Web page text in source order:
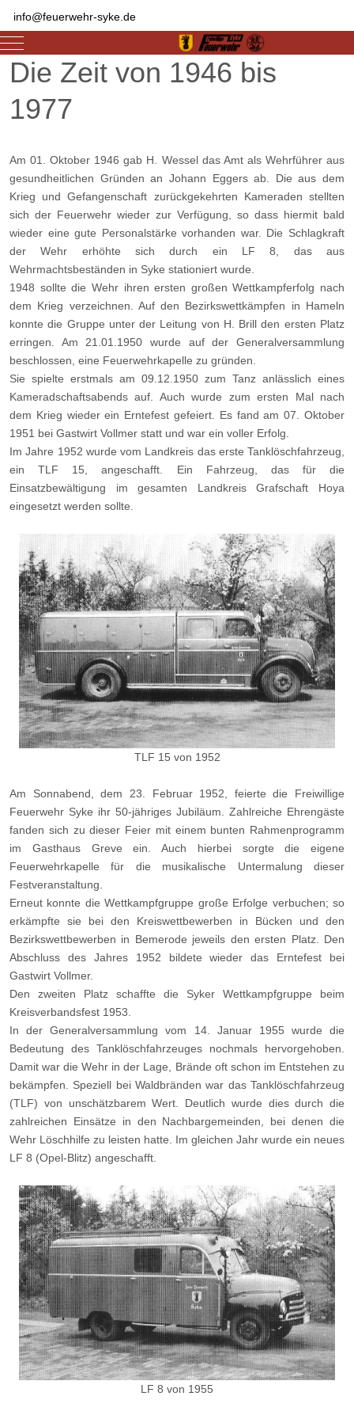
info@feuerwehr-syke.de
Mobile Menu Toggle
Die Zeit von 1946 bis
1977
Am 01. Oktober 1946 gab H. Wessel das Amt als Wehrführer aus
gesundheitlichen Gründen an Johann Eggers ab. Die aus dem
Krieg und Gefangenschaft zurückgekehrten Kameraden stellten
sich der Feuerwehr wieder zur Verfügung, so dass hiermit bald
wieder eine gute Personalstärke vorhanden war. Die Schlagkraft
der Wehr erhöhte sich durch ein LF 8, das aus
Wehrmachtsbeständen in Syke stationiert wurde.
1948 sollte die Wehr ihren ersten großen Wettkampferfolg nach
dem Krieg verzeichnen. Auf den Bezirkswettkämpfen in Hameln
konnte die Gruppe unter der Leitung von H. Brill den ersten Platz
erringen. Am 21.01.1950 wurde auf der Generalversammlung
beschlossen, eine Feuerwehrkapelle zu gründen.
Sie spielte erstmals am 09.12.1950 zum Tanz anlässlich eines
Kameradschaftsabends auf. Auch wurde zum ersten Mal nach
dem Krieg wieder ein Erntefest gefeiert. Es fand am 07. Oktober
1951 bei Gastwirt Vollmer statt und war ein voller Erfolg.
Im Jahre 1952 wurde vom Landkreis das erste Tanklöschfahrzeug,
ein TLF 15, angeschafft. Ein Fahrzeug, das für die
Einsatzbewältigung im gesamten Landkreis Grafschaft Hoya
eingesetzt werden sollte.
TLF 15 von 1952
Am Sonnabend, dem 23. Februar 1952, feierte die Freiwillige
Feuerwehr Syke ihr 50-jähriges Jubiläum. Zahlreiche Ehrengäste
fanden sich zu dieser Feier mit einem bunten Rahmenprogramm
im Gasthaus Greve ein. Auch hierbei sorgte die eigene
Feuerwehrkapelle für die musikalische Untermalung dieser
Festveranstaltung.
Erneut konnte die Wettkampfgruppe große Erfolge verbuchen; so
erkämpfte sie bei den Kreiswettbewerben in Bücken und den
Bezirkswettbewerben in Bemerode jeweils den ersten Platz. Den
Abschluss des Jahres 1952 bildete wieder das Erntefest bei
Gastwirt Vollmer.
Den zweiten Platz schaffte die Syker Wettkampfgruppe beim
Kreisverbandsfest 1953.
In der Generalversammlung vom 14. Januar 1955 wurde die
Bedeutung des Tanklöschfahrzeuges nochmals hervorgehoben.
Damit war die Wehr in der Lage, Brände oft schon im Entstehen zu
bekämpfen. Speziell bei Waldbränden war das Tanklöschfahrzeug
(TLF) von unschätzbarem Wert. Deutlich wurde dies durch die
zahlreichen Einsätze in den Nachbargemeinden, bei denen die
Wehr Löschhilfe zu leisten hatte. Im gleichen Jahr wurde ein neues
LF 8 (Opel-Blitz) angeschafft.
LF 8 von 1955